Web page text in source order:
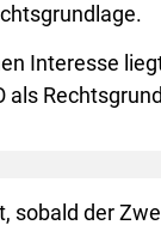
Interesse
der